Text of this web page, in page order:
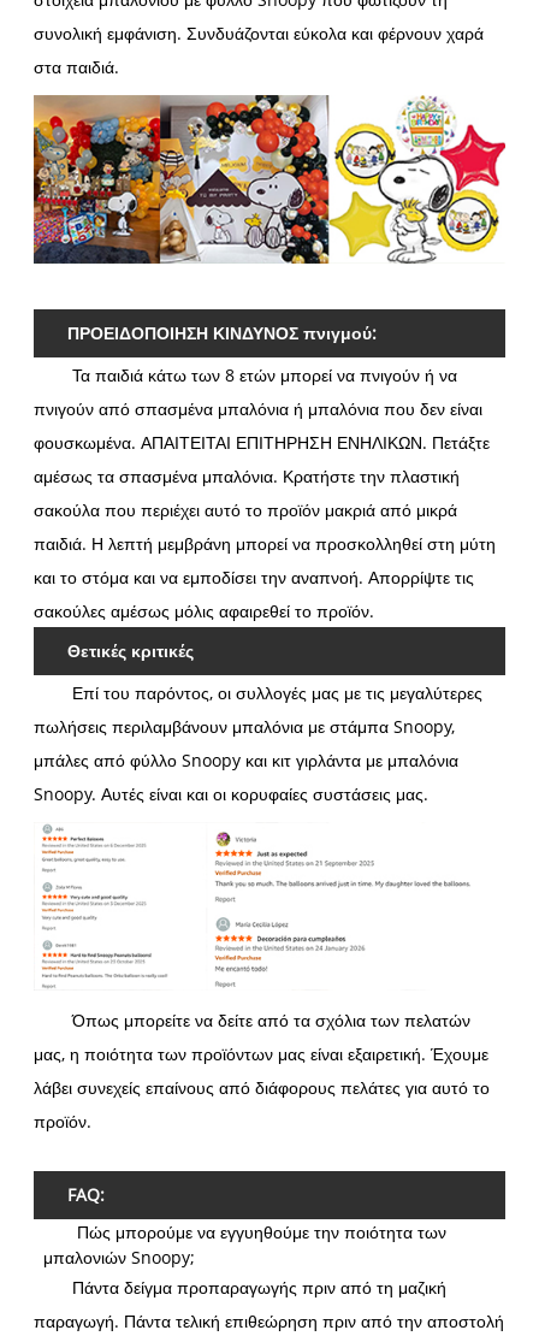
συνολική εμφάνιση. Συνδυάζονται εύκολα και φέρνουν χαρά
στα παιδιά.
ΠΡΟΕΙΔΟΠΟΙΗΣΗ ΚΙΝΔΥΝΟΣ πνιγμού:
Τα παιδιά κάτω των 8 ετών μπορεί να πνιγούν ή να
πνιγούν από σπασμένα μπαλόνια ή μπαλόνια που δεν είναι
φουσκωμένα. ΑΠΑΙΤΕΙΤΑΙ ΕΠΙΤΗΡΗΣΗ ΕΝΗΛΙΚΩΝ. Πετάξτε
αμέσως τα σπασμένα μπαλόνια. Κρατήστε την πλαστική
σακούλα που περιέχει αυτό το προϊόν μακριά από μικρά
παιδιά. Η λεπτή μεμβράνη μπορεί να προσκολληθεί στη μύτη
και το στόμα και να εμποδίσει την αναπνοή. Απορρίψτε τις
σακούλες αμέσως μόλις αφαιρεθεί το προϊόν.
Θετικές κριτικές
Επί του παρόντος, οι συλλογές μας με τις μεγαλύτερες
πωλήσεις περιλαμβάνουν μπαλόνια με στάμπα Snoopy,
μπάλες από φύλλο Snoopy και κιτ γιρλάντα με μπαλόνια
Snoopy. Αυτές είναι και οι κορυφαίες συστάσεις μας.
Όπως μπορείτε να δείτε από τα σχόλια των πελατών
μας, η ποιότητα των προϊόντων μας είναι εξαιρετική. Έχουμε
λάβει συνεχείς επαίνους από διάφορους πελάτες για αυτό το
προϊόν.
FAQ:
Πώς μπορούμε να εγγυηθούμε την ποιότητα των
μπαλονιών Snoopy;
Πάντα δείγμα προπαραγωγής πριν από τη μαζική
παραγωγή. Πάντα τελική επιθεώρηση πριν από την αποστολή